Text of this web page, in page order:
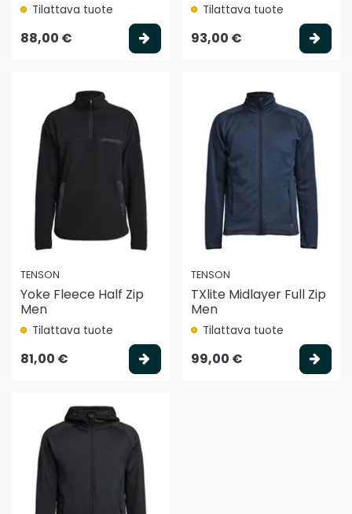
Tilattava tuote
88,00 € Valitse vaihtoehto
Tilattava tuote
93,00 €
TENSON
Yoke Fleece Half Zip
Men
Tilattava tuote
81,00 € Valitse vaihtoehto
TENSON
TXlite Midlayer Full Zip
Men
Tilattava tuote
99,00 €